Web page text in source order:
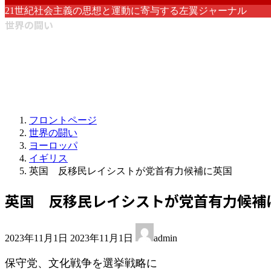
21世紀社会主義の思想と運動に寄与する左翼ジャーナル
世界の闘い
フロントページ
世界の闘い
ヨーロッパ
イギリス
英国 反移民レイシストが党首有力候補に英国
英国 反移民レイシストが党首有力候
2023年11月1日 終
新
2023年11月1日 admin
保守党、文化戦争を選挙戦略に